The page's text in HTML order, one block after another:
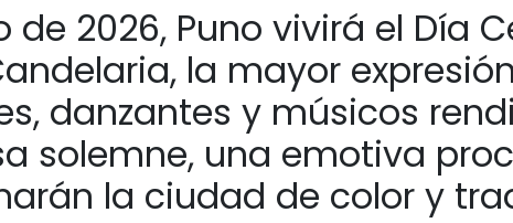
de 2026, Puno vivirá el Día
la mayor
danzantes y músicos
solemne, una emotiva
la ciudad de color y